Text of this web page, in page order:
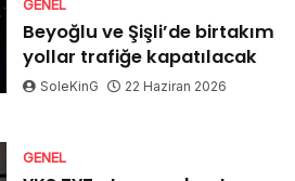
GENEL
Beyoğlu ve Şişli’de birtakım
yollar trafiğe kapatılacak
SoleKinG 22 Haziran 2026
GENEL